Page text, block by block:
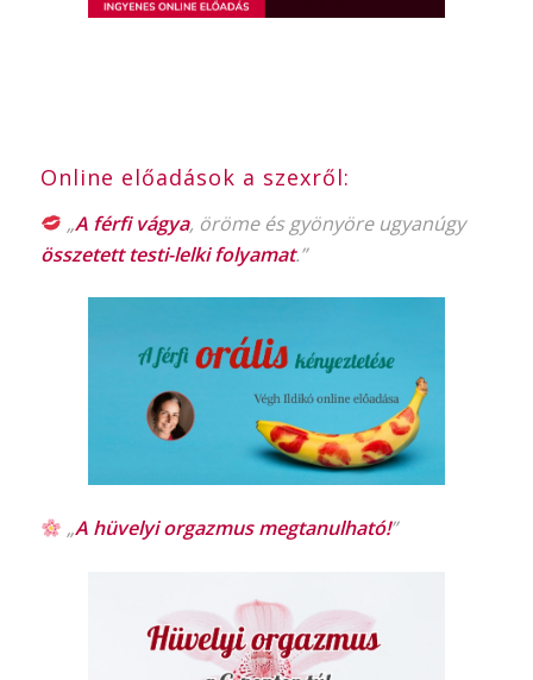
Online előadások a szexről:
„A férfi vágya, öröme és gyönyöre ugyanúgy
összetett testi-lelki folyamat.”
„A hüvelyi orgazmus megtanulható!”